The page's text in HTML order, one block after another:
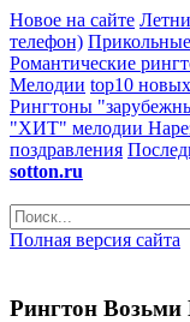
Новое на сайте
телефон)
Романтические
Мелодии top10
Рингтоны
"ХИТ" мелодии
поздравления
sotton.ru
Полная версия сайта
Рингтон